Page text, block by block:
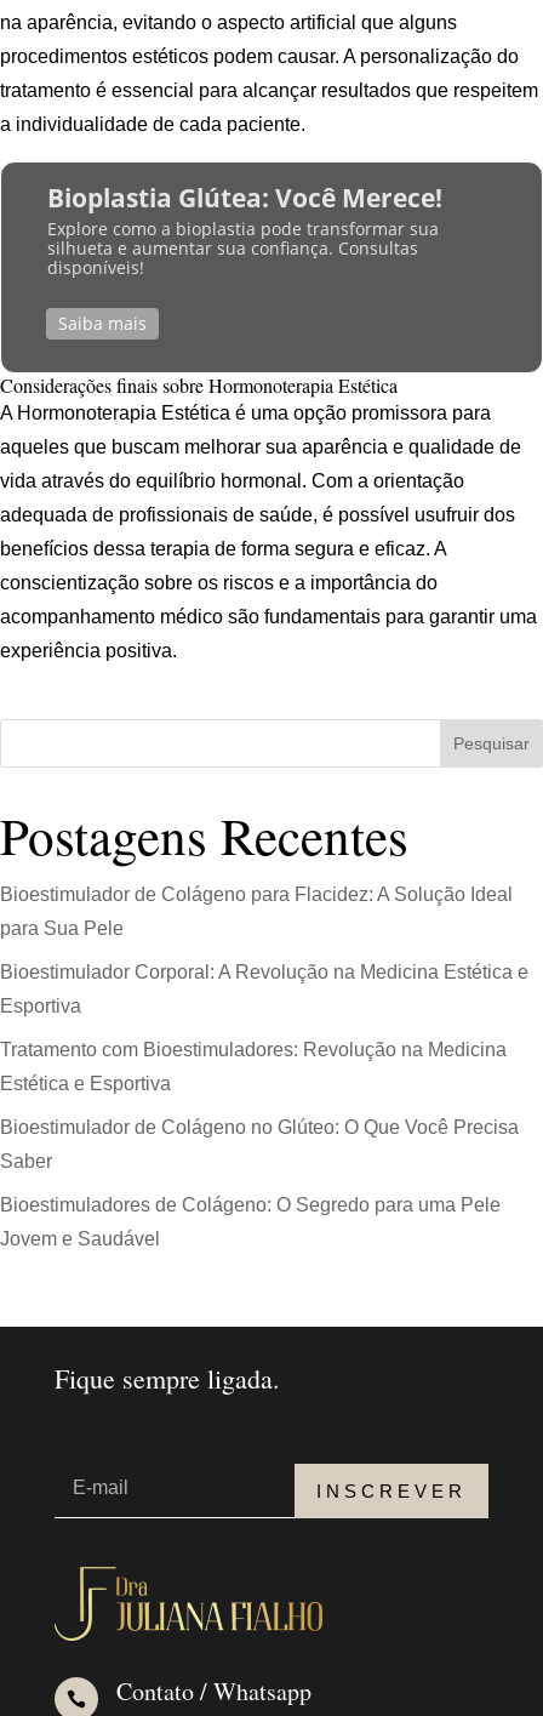
na aparência, evitando o aspecto artificial que alguns
procedimentos estéticos podem causar. A personalização do
tratamento é essencial para alcançar resultados que respeitem
a individualidade de cada paciente.
Bioplastia Glútea: Você Merece!
Explore como a bioplastia pode transformar sua
silhueta e aumentar sua confiança. Consultas
disponíveis!
Saiba mais
Considerações finais sobre Hormonoterapia Estética
A Hormonoterapia Estética é uma opção promissora para
aqueles que buscam melhorar sua aparência e qualidade de
vida através do equilíbrio hormonal. Com a orientação
adequada de profissionais de saúde, é possível usufruir dos
benefícios dessa terapia de forma segura e eficaz. A
conscientização sobre os riscos e a importância do
acompanhamento médico são fundamentais para garantir uma
experiência positiva.
Pesquisar
Postagens Recentes
Bioestimulador de Colágeno para Flacidez: A Solução Ideal
para Sua Pele
Bioestimulador Corporal: A Revolução na Medicina Estética e
Esportiva
Tratamento com Bioestimuladores: Revolução na Medicina
Estética e Esportiva
Bioestimulador de Colágeno no Glúteo: O Que Você Precisa
Saber
Bioestimuladores de Colágeno: O Segredo para uma Pele
Jovem e Saudável
Fique sempre ligada.
INSCREVER
 Contato / Whatsapp